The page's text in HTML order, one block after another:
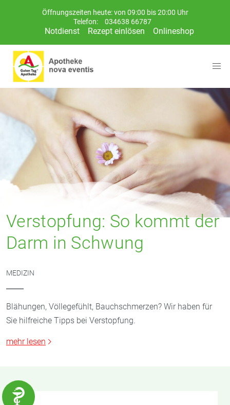
Öffnungszeiten heute: von 09:00 bis 20:00 Uhr
Telefon:
034638 66787
Notdienst Rezept einlösen Onlineshop
Verstopfung: So kommt der
Darm in Schwung
MEDIZIN
Blähungen, Völlegefühlt, Bauchschmerzen? Wir haben für
Sie hilfreiche Tipps bei Verstopfung.
mehr lesen